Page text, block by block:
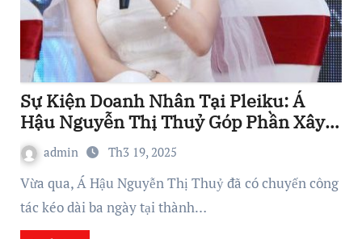
Sự Kiện Doanh Nhân Tại Pleiku: Á
Hậu Nguyễn Thị Thuỷ Góp Phần Xây
Dựng Hệ Sinh Thái Kinh Doanh Vững
Mạnh
admin Th3 19, 2025
Vừa qua, Á Hậu Nguyễn Thị Thuỷ đã có chuyến công
tác kéo dài ba ngày tại thành…